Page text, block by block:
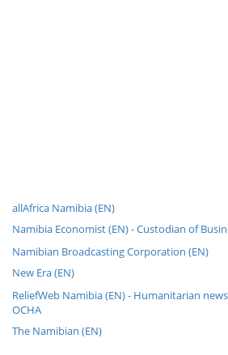
allAfrica Namibia (EN)
Namibia Economist (EN) - Custodian of
Namibian Broadcasting Corporation (EN)
New Era (EN)
ReliefWeb Namibia (EN) - Humanitarian
OCHA
The Namibian (EN)